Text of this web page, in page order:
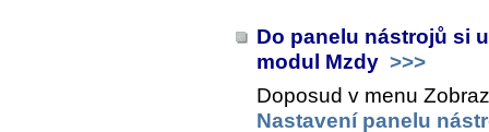
Do panelu nástrojů si
modul Mzdy >>>
Doposud v menu
Nastavení panelu